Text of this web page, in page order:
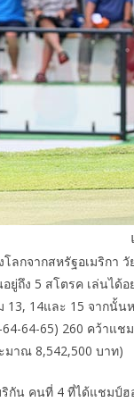
ลกจากสหรัฐอเมริกา
ถึง 5 สโตรค เล่นได้
13, 14และ 15 จากนั้
64-65) 260 คว้าแ
มาณ 8,542,500 บาท)
ริกัน คนที่ 4 ที่ได้แชมป์